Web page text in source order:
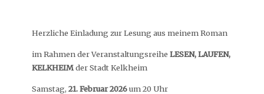
Herzliche Einladung zur Lesung aus meinem Roman
im Rahmen der Veranstaltungsreihe LESEN, LAUFEN,
KELKHEIMder Stadt Kelkheim
Samstag, 21. Februar 2026um 20 Uhr